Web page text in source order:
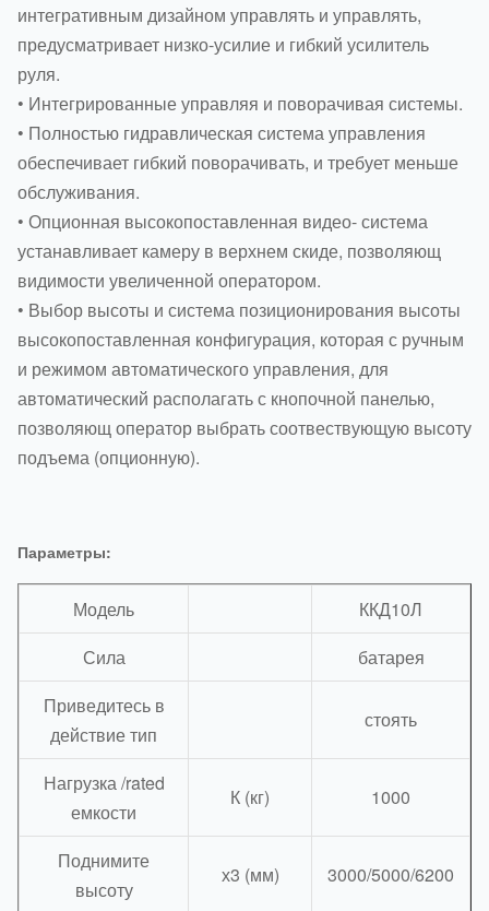
интегративным дизайном управлять и управлять,
предусматривает низко-усилие и гибкий усилитель
руля.
• Интегрированные управляя и поворачивая системы.
• Полностью гидравлическая система управления
обеспечивает гибкий поворачивать, и требует меньше
обслуживания.
• Опционная высокопоставленная видео- система
устанавливает камеру в верхнем скиде, позволяющ
видимости увеличенной оператором.
• Выбор высоты и система позиционирования высоты
высокопоставленная конфигурация, которая с ручным
и режимом автоматического управления, для
автоматический располагать с кнопочной панелью,
позволяющ оператор выбрать соотвествующую высоту
подъема (опционную).
Параметры:
Модель
ККД10Л
Сила
батарея
Приведитесь в
действие тип
стоять
Нагрузка /rated
емкости
К (кг) 1000
Поднимите
высоту
х3 (мм) 3000/5000/6200